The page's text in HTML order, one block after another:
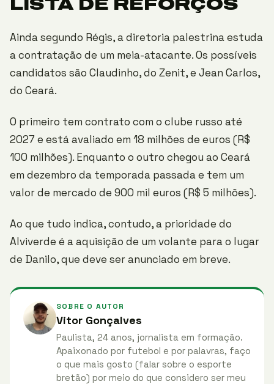
LISTA DE REFORÇOS
Ainda segundo Régis, a diretoria palestrina estuda
a contratação de um meia-atacante. Os possíveis
candidatos são Claudinho, do Zenit, e Jean Carlos,
do Ceará.
O primeiro tem contrato com o clube russo até
2027 e está avaliado em 18 milhões de euros (R$
100 milhões). Enquanto o outro chegou ao Ceará
em dezembro da temporada passada e tem um
valor de mercado de 900 mil euros (R$ 5 milhões).
Ao que tudo indica, contudo, a prioridade do
Alviverde é a aquisição de um volante para o lugar
de Danilo, que deve ser anunciado em breve.
SOBRE O AUTOR
Vitor Gonçalves
Paulista, 24 anos, jornalista em formação.
Apaixonado por futebol e por palavras, faço
o que mais gosto (falar sobre o esporte
bretão) por meio do que considero ser meu